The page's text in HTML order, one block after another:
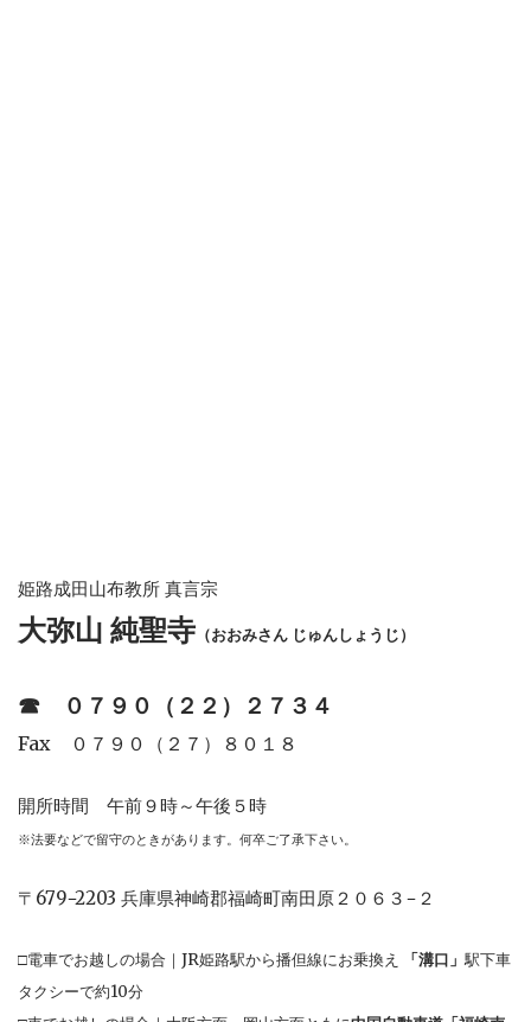
姫路成田山布教所 真言宗
大弥山 純聖寺 （おおみさん じゅんしょうじ）
☎︎ ０７９０（２２）２７３４
Fax ０７９０（２７）８０１８
開所時間 午前９時～午後５時
※法要などで留守のときがあります。何卒ご了承下さい。
〒679−2203 兵庫県神崎郡福崎町南田原２０６３−２
□電車でお越しの場合｜JR姫路駅から播但線にお乗換え 「溝口」駅下車
タクシーで約10分